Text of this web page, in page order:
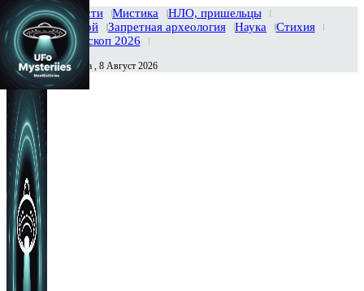
Главная Новости Мистика
НЛО, пришельцы
Тайны вселенной
Запретная археология Наука
Стихия
История
Гороскоп 2026
Сегодня Суббота , 8 Август 2026